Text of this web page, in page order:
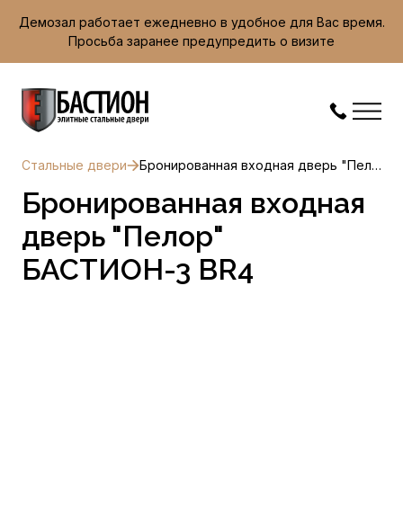
Демозал работает ежедневно в удобное для Вас время.
Просьба заранее предупредить о визите
Стальные двери Бронированная входная дверь "Пелор" БАСТИОН-3 BR4
Бронированная входная
дверь "Пелор"
БАСТИОН-3 BR4